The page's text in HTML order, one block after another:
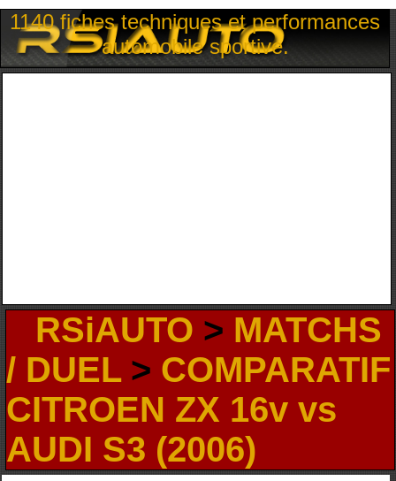
1140 fiches techniques et performances
automobile sportive.
RSiAUTO > MATCHS
/ DUEL> COMPARATIF
CITROEN ZX 16v vs
AUDI S3 (2006)